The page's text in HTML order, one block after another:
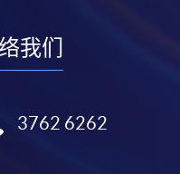
我们
3762 6262